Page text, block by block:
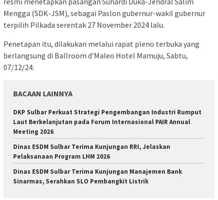
Mengga (SDK-JSM), sebagai Paslon gubernur-wakil gubernur
terpilih Pilkada serentak 27 November 2024 lalu.
Penetapan itu, dilakukan melalui rapat pleno terbuka yang
berlangsung di Ballroom d’Maleo Hotel Mamuju, Sabtu,
07/12/24.
BACAAN LAINNYA
DKP Sulbar Perkuat Strategi Pengembangan Industri Rumput
Laut Berkelanjutan pada Forum Internasional PAIR Annual
Meeting 2026
Dinas ESDM Sulbar Terima Kunjungan RRI, Jelaskan
Pelaksanaan Program LHM 2026
Dinas ESDM Sulbar Terima Kunjungan Manajemen Bank
Sinarmas, Serahkan SLO Pembangkit Listrik